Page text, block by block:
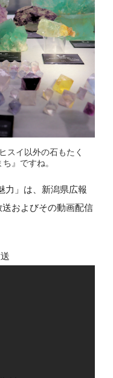
スイ以外の石もたく
』ですね。
力」は、新潟県広報
送およびその動画配信